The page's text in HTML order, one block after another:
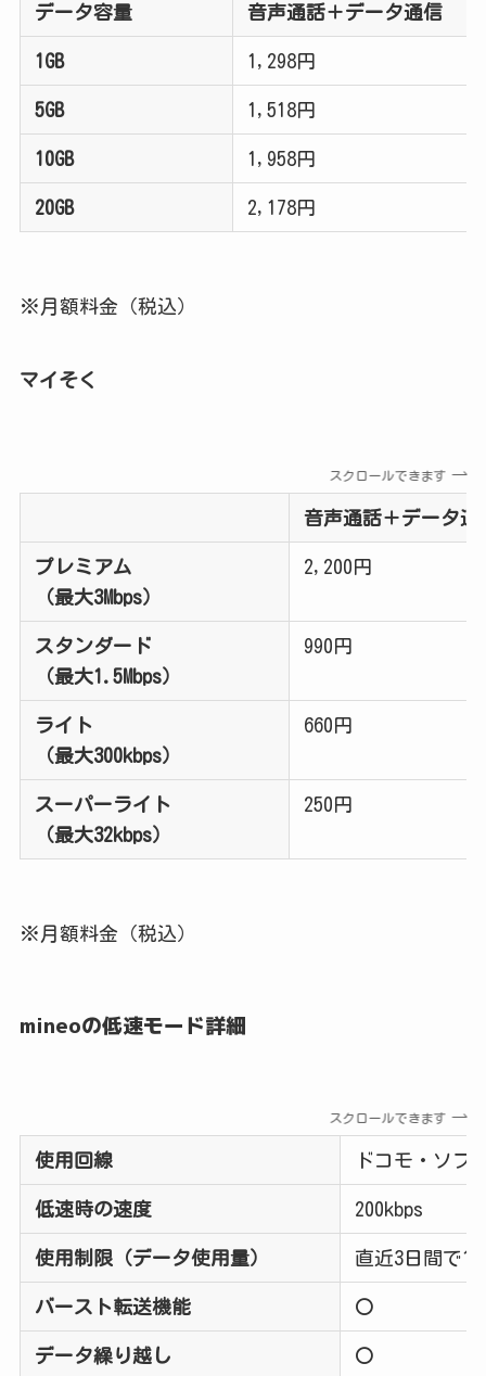
データ容量 音声通話＋データ通信
1GB 1,298円
5GB 1,518円
10GB 1,958円
20GB 2,178円
※月額料金（税込）
マイそく
スクロールできます
音声通話＋データ通
プレミアム
（最大3Mbps）
2,200円
スタンダード
（最大1.5Mbps）
990円
ライト
（最大300kbps）
660円
スーパーライト
（最大32kbps）
250円
※月額料金（税込）
mineoの低速モード詳細
スクロールできます
使用回線 ドコモ・ソフ
低速時の速度 200kbps
使用制限（データ使用量） 直近3日間で
バースト転送機能 〇
データ繰り越し 〇